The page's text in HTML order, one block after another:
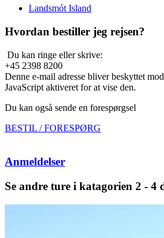
Landsmót Island
Hvordan bestiller jeg rejsen?
Du kan ringe eller skrive:
+45 2398 8200
Denne e-mail adresse bliver beskyttet
JavaScript aktiveret for at vise den.
Du kan også sende en forespørgsel
BESTIL / FORESPØRG
Anmeldelser
Se andre ture i katagorien 2 - 4